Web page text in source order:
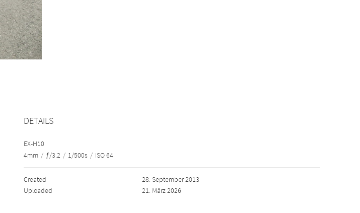
DETAILS
EX-H10
4mm / ƒ/3.2 / 1/500s / ISO 64
Created
28. September 2013
Uploaded
21. März 2026